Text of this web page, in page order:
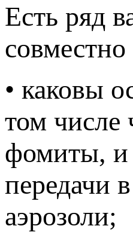
Есть ряд
• каковы
том числе
фомиты, и
передачи
аэрозоли;